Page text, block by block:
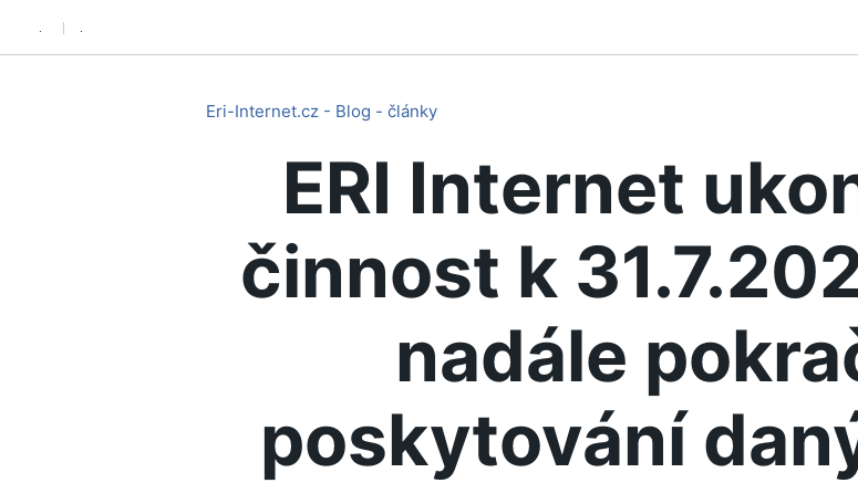
. .
Eri-Internet.cz - Blog - články
ERI Internet
činnost k
nadále
poskytování